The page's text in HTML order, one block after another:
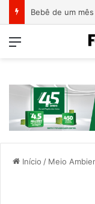
Adolescente de
Menu
Início / Meio